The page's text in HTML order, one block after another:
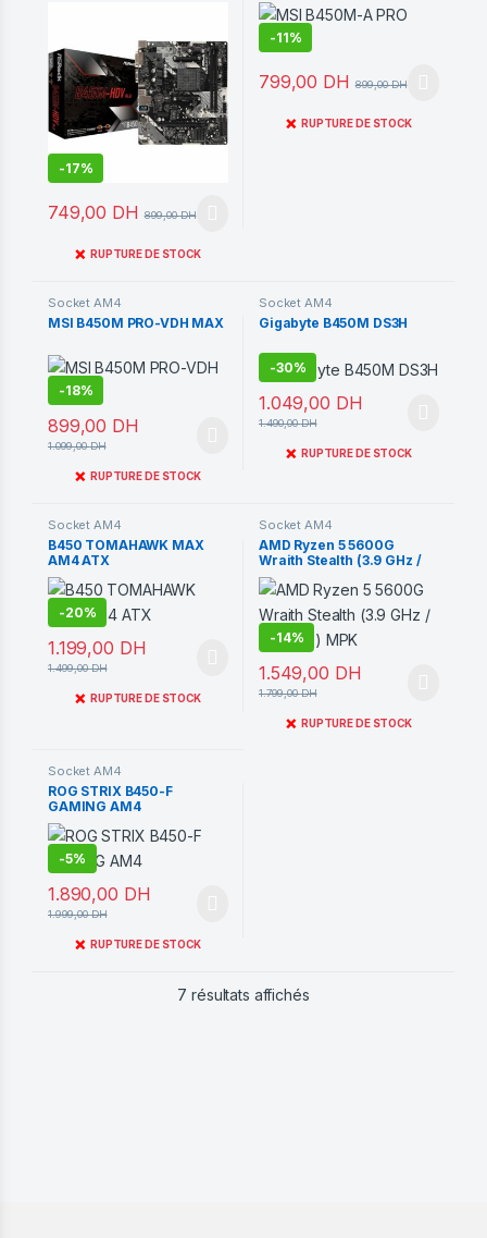
-17%
749,00 DH 899,00DH
❌ RUPTURE DE STOCK
-11%
799,00 DH 899,00DH
❌ RUPTURE DE STOCK
Socket AM4
MSI B450M PRO-VDH MAX
-18%
899,00 DH
1.099,00DH
❌ RUPTURE DE STOCK
Socket AM4
Gigabyte B450M DS3H
-30%
1.049,00 DH
1.490,00DH
❌ RUPTURE DE STOCK
Socket AM4
B450 TOMAHAWK MAX
AM4 ATX
-20%
1.199,00 DH
1.499,00DH
❌ RUPTURE DE STOCK
Socket AM4
AMD Ryzen 5 5600G
Wraith Stealth (3.9 GHz /
4.4 GHz) MPK
-14%
1.549,00 DH
1.799,00DH
❌ RUPTURE DE STOCK
Socket AM4
ROG STRIX B450-F
GAMING AM4
-5%
1.890,00 DH
1.999,00DH
❌ RUPTURE DE STOCK
7 résultats affichésTrié du plus récent au